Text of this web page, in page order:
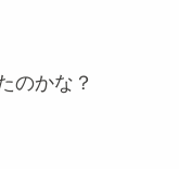
のかな？